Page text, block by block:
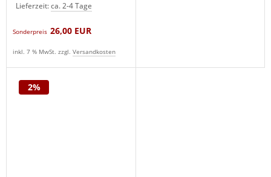
Fernsehstars Kochbuch
Lieferzeit:ca. 2-4 Tage
Sonderpreis 26,00 EUR
inkl. 7 % MwSt. zzgl. Versandkosten
2%